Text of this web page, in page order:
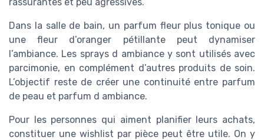
Dans la salle de bain, un parfum fleur plus tonique ou
une fleur d’oranger pétillante peut dynamiser
l’ambiance. Les sprays d ambiance y sont utilisés avec
parcimonie, en complément d’autres produits de soin.
L’objectif reste de créer une continuité entre parfum
de peau et parfum d ambiance.
Pour les personnes qui aiment planifier leurs achats,
constituer une wishlist par pièce peut être utile. On y